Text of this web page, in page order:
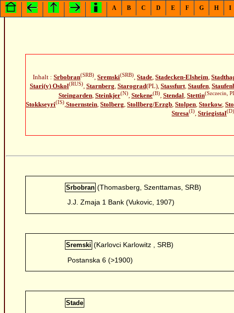
A B C D E F G H I
Inhalt :Srbobran(SRB),Sremski(SRB),Stade,Stadecken-Elsheim,
Stari(y) Oskol(RUS), Starnberg, Starograd(PL), Stassfurt, Staufen,
Steingarden, Steinkjer(N), Stekene(B), Stendal, Stettin(Szczecin,
Stokkseyri(IS),Stoernstein,Stolberg,Stollberg/Erzgb,Stolpen,Storkow,
Stresa(I),Striegistal(D)
Srbobran(Thomasberg, Szenttamas, SRB)
J.J. Zmaja 1 Bank (Vukovic, 1907)
Sremski(Karlovci Karlowitz , SRB)
Postanska 6 (>1900)
Stade